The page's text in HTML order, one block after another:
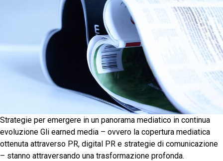
Strategie per emergere in un panorama mediatico in continua
evoluzione Gli earned media – ovvero la copertura mediatica
ottenuta attraverso PR, digital PR e strategie di comunicazione
– stanno attraversando una trasformazione profonda.